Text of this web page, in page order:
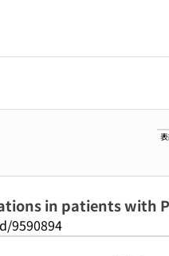
in patients with
9590894